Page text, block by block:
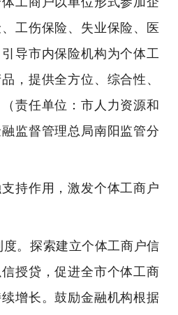
工伤保险、失业保险、医
导市内保险机构为个体工
，提供全方位、综合性、
责任单位：市人力资源和
监督管理总局南阳监管分
作用，激发个体工商户
。探索建立个体工商户信
授贷，促进全市个体工商
增长。鼓励金融机构根据